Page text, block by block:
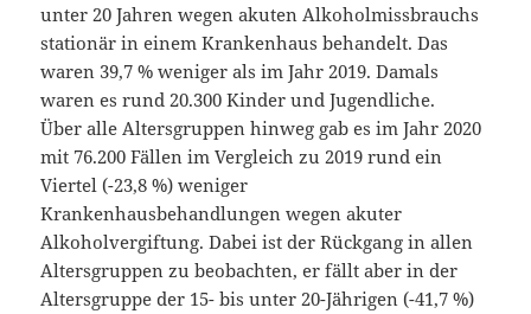
unter 20 Jahren wegen akuten Alkoholmissbrauchs
stationär in einem Krankenhaus behandelt. Das
waren 39,7 % weniger als im Jahr 2019. Damals
waren es rund 20.300 Kinder und Jugendliche.
Über alle Altersgruppen hinweg gab es im Jahr 2020
mit 76.200 Fällen im Vergleich zu 2019 rund ein
Viertel (-23,8 %) weniger
Krankenhausbehandlungen wegen akuter
Alkoholvergiftung. Dabei ist der Rückgang in allen
Altersgruppen zu beobachten, er fällt aber in der
Altersgruppe der 15- bis unter 20-Jährigen (-41,7 %)